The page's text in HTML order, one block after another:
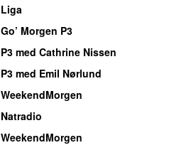
Liga
Go’ Morgen P3
P3 med Cathrine Nissen
P3 med Emil Nørlund
WeekendMorgen
Natradio
WeekendMorgen